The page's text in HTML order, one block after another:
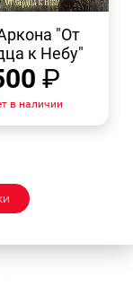
ПРОСМОТР
"От
к Небу"
₽
в наличии